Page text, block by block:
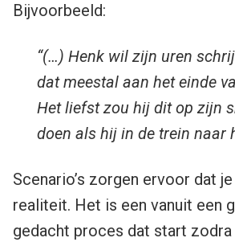
Bijvoorbeeld:
“(…) Henk wil zijn uren
dat meestal aan het einde
Het liefst zou hij dit op zijn
doen als hij in de trein naar
Scenario’s zorgen ervoor dat
realiteit. Het is een vanuit een
gedacht proces dat start